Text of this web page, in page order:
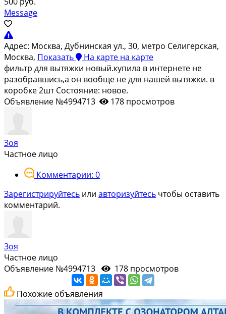
Message
Адрес: Москва, Дубнинская ул., 30, метро Селигерская,
Москва, Показать На карте на карте
фильтр для вытяжки новый.купила в интернете не
разобравшись,а он вообще не для нашей вытяжки. в
коробке 2шт Состояние: новое.
Объявление №4994713
178 просмотров
Зоя
Частное лицо
Комментарии: 0
Зарегистрируйтесь или авторизуйтесь чтобы оставить
комментарий.
Зоя
Частное лицо
Объявление №4994713
178 просмотров
Похожие объявления